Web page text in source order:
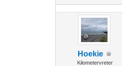
Hoekie
Kilometervreter